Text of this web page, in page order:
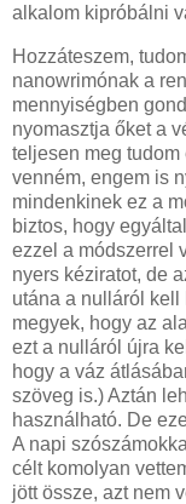
alkalom kipróbálni
Hozzáteszem,
nanowrimónak a
mennyiségben
nyomasztja őket a
teljesen meg tudom
venném, engem is
mindenkinek ez a
biztos, hogy
ezzel a módszerrel
nyers kéziratot, de
utána a nulláról kell
megyek, hogy az
ezt a nulláról újra
hogy a váz
szöveg is.) Aztán
használható. De
A napi
célt komolyan
jött össze, azt nem